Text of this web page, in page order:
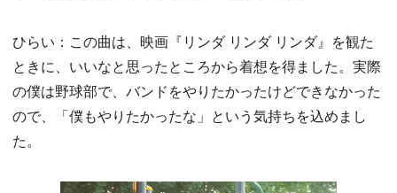
ひらい：この曲は、映画『リンダ リンダ リンダ』を観た
ときに、いいなと思ったところから着想を得ました。実際
の僕は野球部で、バンドをやりたかったけどできなかった
ので、「僕もやりたかったな」という気持ちを込めまし
た。